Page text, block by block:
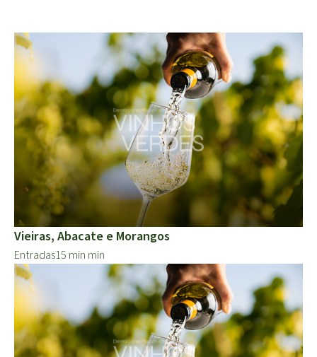
Vieiras, Abacate e Morangos
Entradas15 min min